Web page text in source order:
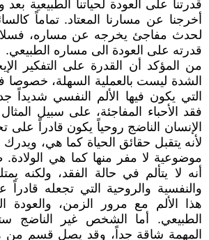
قدرتنا على العودة لحياتنا الطبيعية
أخرجنا عن مسارنا المعتاد. تماماً
لحدث مفاجئ يخرجه عن مساره،
قدرته على العودة الى مساره الطبيعي.
من المؤكد أن القدرة على التفكير
الشدة ليست بالعملية السهلة،
التي يكون فيها الألم النفسي شديداً
فقد الأحباء المفاجئة، على سبيل
الإنسان الناضج روحياً يكون قادراً
لأنه يتقبل حقائق الحياة كما هي،
موضوعية لا مفر منها كما هي الولادة.
أنه لا يتألم في حالة الفقد، ولكنه
والنفسية والروحية التي تجعله
هذا الألم مع مرور الزمن، والعودة
الطبيعي. أما الشخص غير الناضج
المهمة شاقة جداً، وقد يصل قسم من